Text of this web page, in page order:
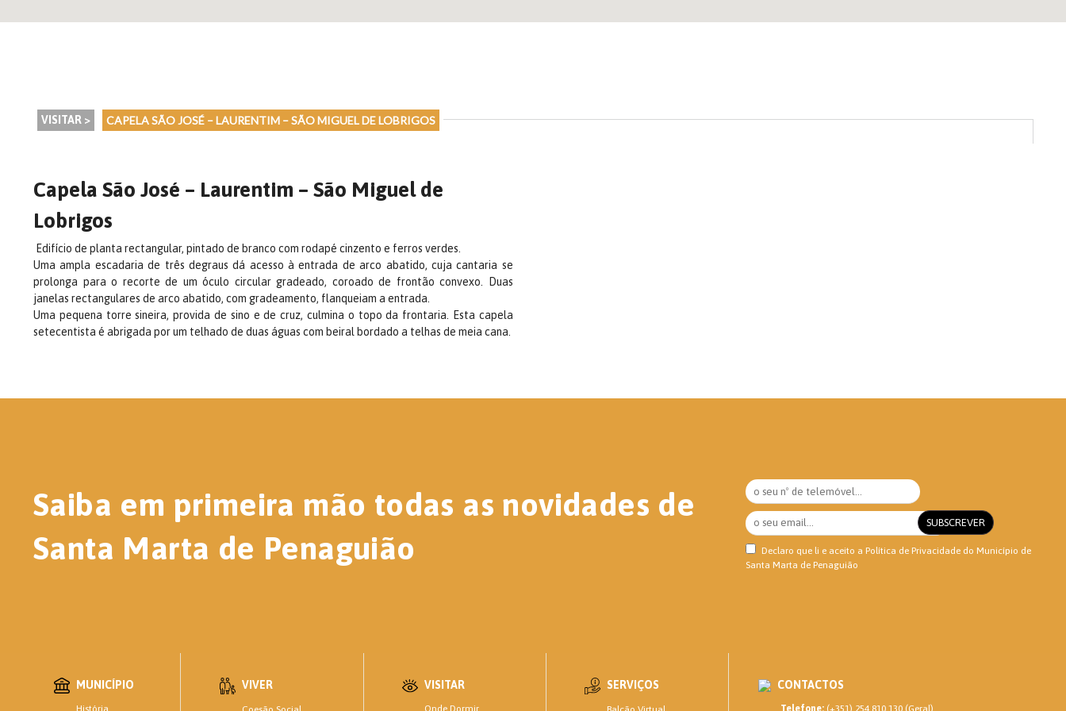
VISITAR > CAPELA SÃO JOSÉ – LAURENTIM – SÃO MIGUEL DE LOBRIGOS
Capela São José – Laurentim – São Miguel de
Lobrigos
Edifício de planta rectangular, pintado de branco com rodapé cinzento e ferros verdes.
Uma ampla escadaria de três degraus dá acesso à entrada de arco abatido, cuja cantaria se
prolonga para o recorte de um óculo circular gradeado, coroado de frontão convexo. Duas
janelas rectangulares de arco abatido, com gradeamento, flanqueiam a entrada.
Uma pequena torre sineira, provida de sino e de cruz, culmina o topo da frontaria. Esta capela
setecentista é abrigada por um telhado de duas águas com beiral bordado a telhas de meia cana.
Saiba em primeira mão todas as novidades de
Santa Marta de Penaguião
Declaro que li e aceito a Política de Privacidadedo Município de
Santa Marta de Penaguião
MUNICÍPIO VIVER VISITAR
Onde Dormir
SERVIÇOS CONTACTOS
Telefone:(+351) 254 810 130 (Geral)